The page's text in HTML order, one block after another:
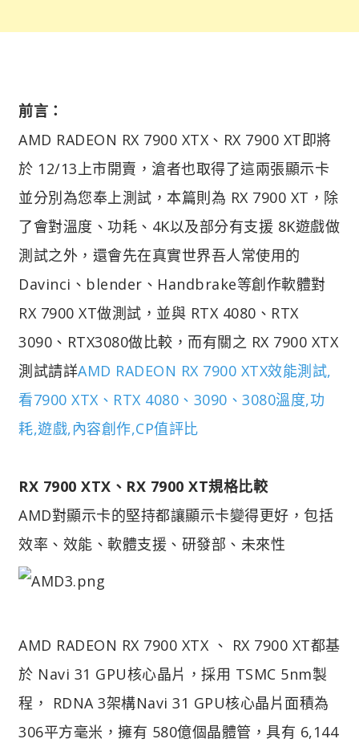
前言：
AMD RADEON RX 7900 XTX、RX 7900 XT即將
於 12/13上市開賣，滄者也取得了這兩張顯示卡
並分別為您奉上測試，本篇則為 RX 7900 XT，除
了會對溫度、功耗、4K以及部分有支援 8K遊戲做
測試之外，還會先在真實世界吾人常使用的
Davinci、blender、Handbrake等創作軟體對
RX 7900 XT做測試，並與 RTX 4080、RTX
3090、RTX3080做比較，而有關之 RX 7900 XTX
測試請詳AMD RADEON RX 7900 XTX效能測試,
看7900 XTX、RTX 4080、3090、3080溫度,功
耗,遊戲,內容創作,CP值評比
RX 7900 XTX、RX 7900 XT規格比較
AMD對顯示卡的堅持都讓顯示卡變得更好，包括
效率、效能、軟體支援、研發部、未來性
AMD RADEON RX 7900 XTX 、 RX 7900 XT都基
於 Navi 31 GPU核心晶片，採用 TSMC 5nm製
程， RDNA 3架構Navi 31 GPU核心晶片面積為
306平方毫米，擁有 580億個晶體管，具有 6,144